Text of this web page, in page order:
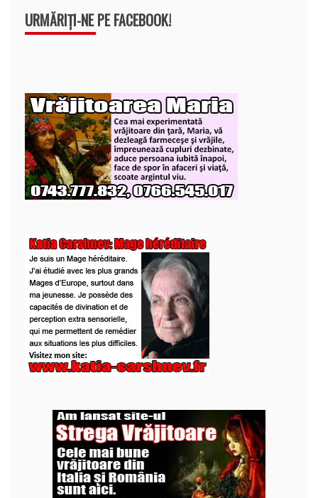
URMĂRIȚI-NE PE FACEBOOK!